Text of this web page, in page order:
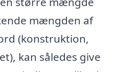
mængden af
(konstruktion,
kan således give